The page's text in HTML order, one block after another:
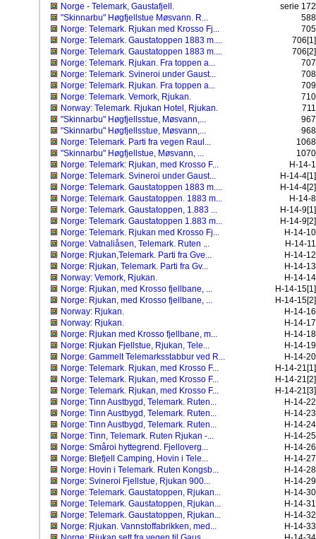
Norge - Telemark, Gaustafjell.
serie 172
"Skinnarbu" Høgfjellstue Møsvann. R...
588
Norge: Telemark. Rjukan med Krosso Fj...
705
Norge: Telemark. Gaustatoppen 1883 m....
706[1]
Norge: Telemark. Gaustatoppen 1883 m....
706[2]
Norge: Telemark. Rjukan. Fra toppen a...
707
Norge: Telemark. Svineroi under Gaust...
708
Norge: Telemark. Rjukan. Fra toppen a...
709
Norge: Telemark. Vemork, Rjukan.
710
Norway: Telemark. Rjukan Hotel, Rjukan.
711
"Skinnarbu" Høgfjellsstue, Møsvann,...
967
"Skinnarbu" Høgfjellsstue, Møsvann,...
968
Norge: Telemark. Parti fra vegen Raul...
1068
"Skinnarbu" Høgfjellstue, Møsvann, ...
1070
Norge: Telemark: Rjukan, med Krosso F...
H-14-1
Norge: Telemark. Svineroi under Gaust...
H-14-4[1]
Norge: Telemark. Gaustatoppen 1883 m....
H-14-4[2]
Norge: Telemark. Gaustatoppen. 1883 m...
H-14-8
Norge: Telemark. Gaustatoppen, 1.883 ...
H-14-9[1]
Norge: Telemark. Gaustatoppen 1.883 m...
H-14-9[2]
Norge: Telemark. Rjukan med Krosso Fj...
H-14-10
Norge: Vatnaliåsen, Telemark. Ruten ...
H-14-11
Norge: Rjukan,Telemark. Parti fra Gve...
H-14-12
Norge: Rjukan, Telemark. Parti fra Gv...
H-14-13
Norway: Vemork, Rjukan.
H-14-14
Norge: Rjukan, med Krosso fjellbane, ...
H-14-15[1]
Norge: Rjukan, med Krosso fjellbane, ...
H-14-15[2]
Norway: Rjukan.
H-14-16
Norway: Rjukan.
H-14-17
Norge: Rjukan med Krosso fjellbane, m...
H-14-18
Norge: Rjukan Fjellstue, Rjukan, Tele...
H-14-19
Norge: Gammelt Telemarksstabbur ved R...
H-14-20
Norge: Telemark. Rjukan, med Krosso F...
H-14-21[1]
Norge: Telemark. Rjukan, med Krosso F...
H-14-21[2]
Norge: Telemark. Rjukan, med Krosso F...
H-14-21[3]
Norge: Tinn Austbygd, Telemark. Ruten...
H-14-22
Norge: Tinn Austbygd, Telemark. Ruten...
H-14-23
Norge: Tinn Austbygd, Telemark. Ruten...
H-14-24
Norge: Tinn, Telemark. Ruten Rjukan -...
H-14-25
Norge: Småroi hyttegrend. Fjelloverg...
H-14-26
Norge: Blefjell Camping, Hovin i Tele...
H-14-27
Norge: Hovin i Telemark. Ruten Kongsb...
H-14-28
Norge: Svineroi Fjellstue, Rjukan 900...
H-14-29
Norge: Telemark. Gaustatoppen, Rjukan...
H-14-30
Norge: Telemark. Gaustatoppen, Rjukan...
H-14-31
Norge: Telemark. Gaustatoppen, Rjukan...
H-14-32
Norge: Rjukan. Vannstoffabrikken, med...
H-14-33